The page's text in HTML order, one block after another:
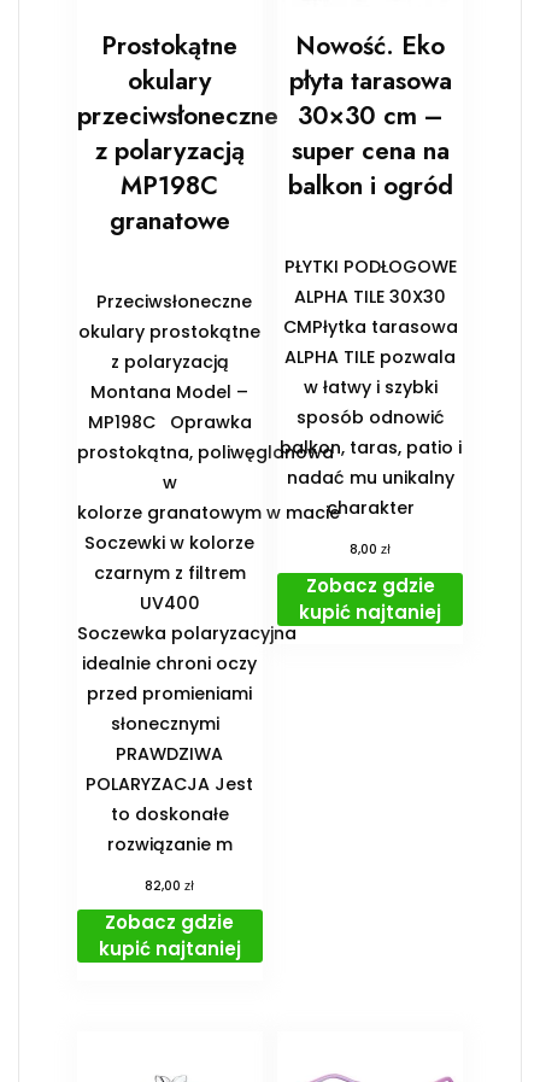
Prostokątne
okulary
przeciwsłoneczne
z polaryzacją
MP198C
granatowe
Przeciwsłoneczne
okulary prostokątne
z polaryzacją
Montana Model –
MP198C Oprawka
prostokątna, poliwęglanowa
w
kolorze granatowym w macie
Soczewki w kolorze
czarnym z filtrem
UV400
Soczewka polaryzacyjna
idealnie chroni oczy
przed promieniami
słonecznymi
PRAWDZIWA
POLARYZACJA Jest
to doskonałe
rozwiązanie m
82,00zł
Zobacz gdzie
kupić najtaniej
Nowość. Eko
płyta tarasowa
30×30 cm –
super cena na
balkon i ogród
PŁYTKI PODŁOGOWE
ALPHA TILE 30X30
CMPłytka tarasowa
ALPHA TILE pozwala
w łatwy i szybki
sposób odnowić
balkon, taras, patio i
nadać mu unikalny
charakter
8,00zł
Zobacz gdzie
kupić najtaniej